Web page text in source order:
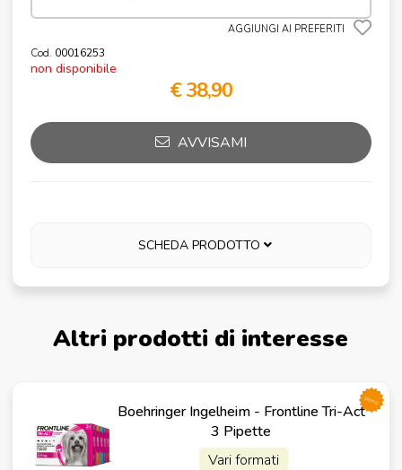
AGGIUNGI AI PREFERITI
Cod. 00016253
non disponibile
€ 38,90
AVVISAMI
SCHEDA PRODOTTO
Altri prodotti di interesse
Boehringer Ingelheim - Frontline Tri-Act
3 Pipette
Vari formati
promo